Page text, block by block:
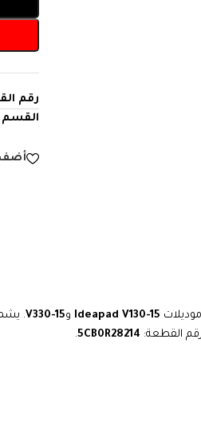
رقم
القسم
أضف
Ideapad V130-15 وV330-15
.
5CB0R28214
.